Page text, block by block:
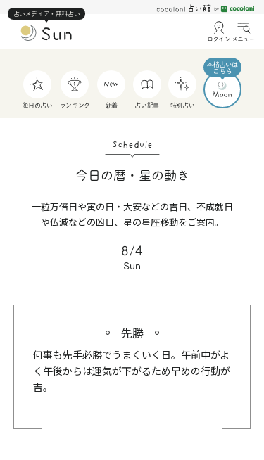
占いメディア・無料占い
ログイン メニュー
毎日の占い ランキング 新着 占い記事 特別占い
Schedule
今日の暦・星の動き
一粒万倍日や寅の日・大安などの吉日、不成就日
や仏滅などの凶日、星の星座移動をご案内。
8/4
Sun
先勝
何事も先手必勝でうまくいく日。午前中がよ
く午後からは運気が下がるため早めの行動が
吉。